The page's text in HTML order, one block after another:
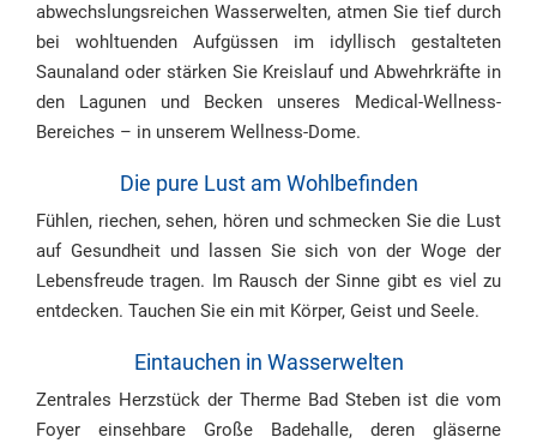
abwechslungsreichen Wasserwelten, atmen Sie tief durch
bei wohltuenden Aufgüssen im idyllisch gestalteten
Saunaland oder stärken Sie Kreislauf und Abwehrkräfte in
den Lagunen und Becken unseres Medical-Wellness-
Bereiches – in unserem Wellness-Dome.
Die pure Lust am Wohlbefinden
Fühlen, riechen, sehen, hören und schmecken Sie die Lust
auf Gesundheit und lassen Sie sich von der Woge der
Lebensfreude tragen. Im Rausch der Sinne gibt es viel zu
entdecken. Tauchen Sie ein mit Körper, Geist und Seele.
Eintauchen in Wasserwelten
Zentrales Herzstück der Therme Bad Steben ist die vom
Foyer einsehbare Große Badehalle, deren gläserne